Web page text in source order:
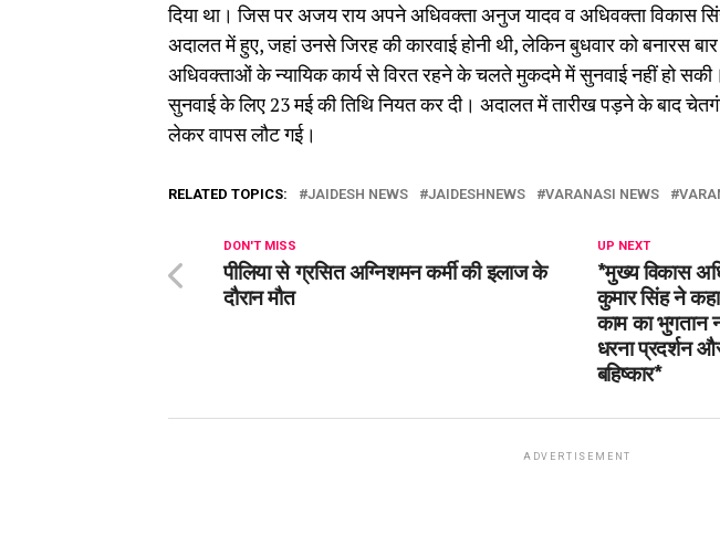
दिया था। जिस पर अजय राय अपने अधिवक्ता अनुज यादव व अधिवक्ता विकास
अदालत में हुए, जहां उनसे जिरह की कारवाई होनी थी, लेकिन बुधवार को बनारस बार
अधिवक्ताओं के न्यायिक कार्य से विरत रहने के चलते मुकदमे में सुनवाई नहीं हो
सुनवाई के लिए 23 मई की तिथि नियत कर दी। अदालत में तारीख पड़ने के बाद
लेकर वापस लौट गई।
RELATED TOPICS: JAIDESH NEWS JAIDESHNEWS VARANASI NEWS
UP NEXT
*मुख्य विकास
कुमार सिंह ने
काम का भुगतान
धरना प्रदर्शन
बहिष्कार*
DON'T MISS
पीलिया से ग्रसित अग्निशमन कर्मी की इलाज के
दौरान मौत
ADVERTISEMENT